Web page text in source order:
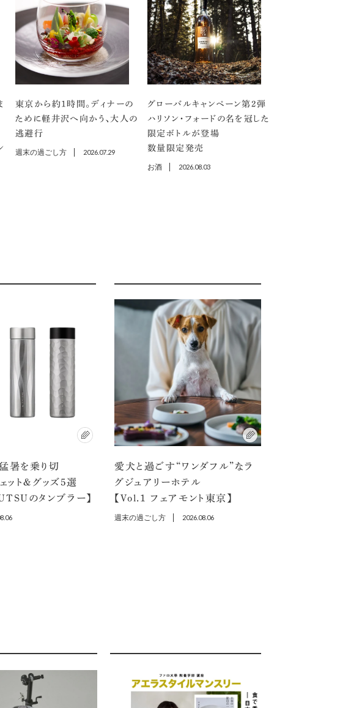
東京から約1時間。ディナーの
ために軽井沢へ向かう、大人の
逃避行
週末の過ごし方 2026.07.29
グローバルキャンペーン第2弾
ハリソン・フォードの名を冠した
限定ボトルが登場
数量限定発売
お酒 2026.08.03
暑を乗り切
ット＆グッズ5選
のタンブラー】
愛犬と過ごす“ワンダフル”なラ
グジュアリーホテル
【Vol.1 フェアモント東京】
週末の過ごし方 2026.08.06